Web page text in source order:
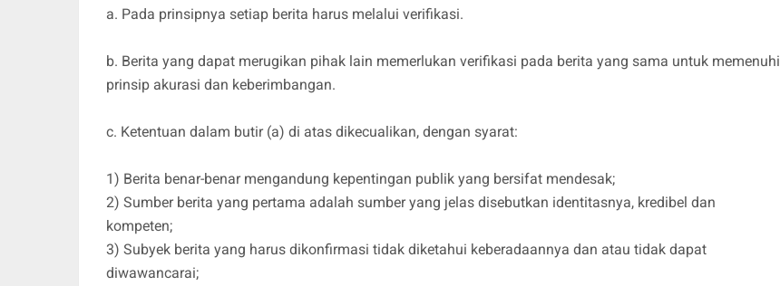
a. Pada prinsipnya setiap berita harus melalui verifikasi.
b. Berita yang dapat merugikan pihak lain memerlukan verifikasi pada berita yang sama untuk memenuhi
prinsip akurasi dan keberimbangan.
c. Ketentuan dalam butir (a) di atas dikecualikan, dengan syarat:
1) Berita benar-benar mengandung kepentingan publik yang bersifat mendesak;
2) Sumber berita yang pertama adalah sumber yang jelas disebutkan identitasnya, kredibel dan
kompeten;
3) Subyek berita yang harus dikonfirmasi tidak diketahui keberadaannya dan atau tidak dapat
diwawancarai;